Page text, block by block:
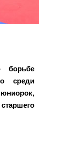
борьбе
среди